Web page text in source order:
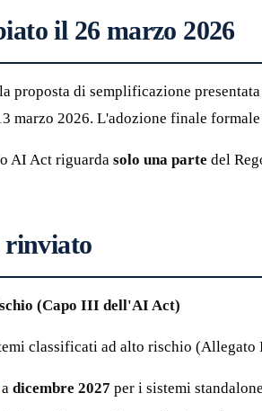
il 26 marzo 2026
proposta di semplificazione
marzo 2026. L'adozione finale formale
AI Act riguarda solo una parte del
rinviato
(Capo III dell'AI Act)
classificati ad alto rischio
a dicembre 2027 per i sistemi